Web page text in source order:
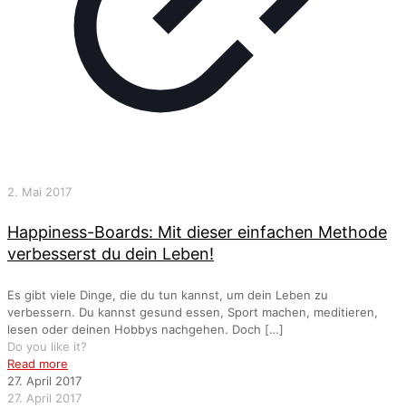
2. Mai 2017
Happiness-Boards: Mit dieser einfachen Methode
verbesserst du dein Leben!
Es gibt viele Dinge, die du tun kannst, um dein Leben zu
verbessern. Du kannst gesund essen, Sport machen, meditieren,
lesen oder deinen Hobbys nachgehen. Doch […]
Do you like it?
Read more
27. April 2017
27. April 2017